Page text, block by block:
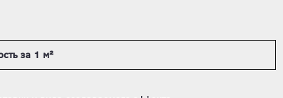
за 1 м²